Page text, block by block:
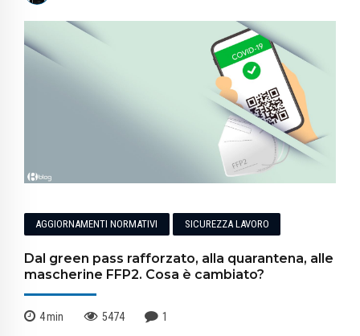
AGGIORNAMENTI NORMATIVI SICUREZZA LAVORO
Dal green pass rafforzato, alla quarantena, alle
mascherine FFP2. Cosa è cambiato?
4min 5474 1